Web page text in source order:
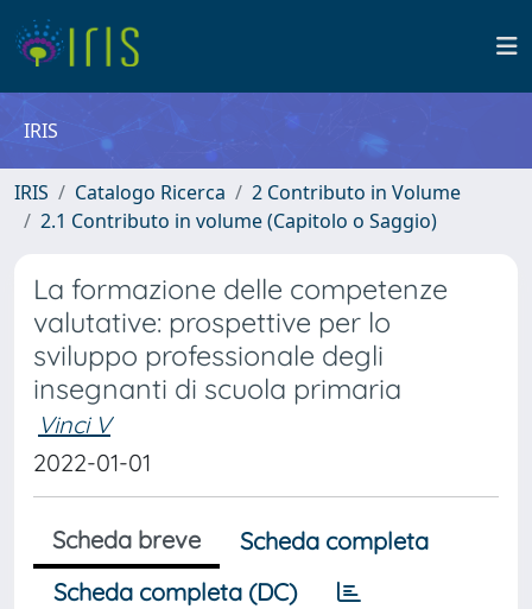
IRIS
IRIS Catalogo Ricerca
2 Contributo in Volume
2.1 Contributo in volume (Capitolo o Saggio)
La formazione delle competenze
valutative: prospettive per lo
sviluppo professionale degli
insegnanti di scuola primaria
Vinci V
2022-01-01
Scheda breve
Scheda completa
Scheda completa (DC)